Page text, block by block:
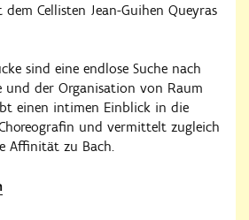
Cellisten Jean-Guihen Queyras
sind eine endlose Suche nach
und der Organisation von Raum
einen intimen Einblick in die
und vermittelt zugleich
Affinität zu Bach.